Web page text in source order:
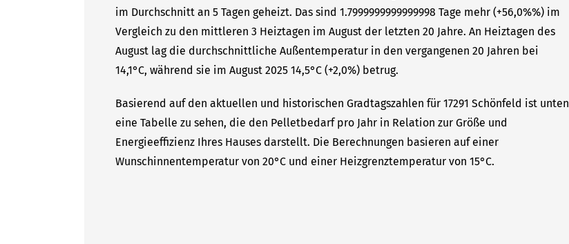
im Durchschnitt an 5 Tagen geheizt. Das sind 1.7999999999999998 Tage mehr (+56,0%%) im
Vergleich zu den mittleren 3 Heiztagen im August der letzten 20 Jahre. An Heiztagen des
August lag die durchschnittliche Außentemperatur in den vergangenen 20 Jahren bei
14,1°C, während sie im August 2025 14,5°C (+2,0%) betrug.
Basierend auf den aktuellen und historischen Gradtagszahlen für 17291 Schönfeld ist unten
eine Tabelle zu sehen, die den Pelletbedarf pro Jahr in Relation zur Größe und
Energieeffizienz Ihres Hauses darstellt. Die Berechnungen basieren auf einer
Wunschinnentemperatur von 20°C und einer Heizgrenztemperatur von 15°C.